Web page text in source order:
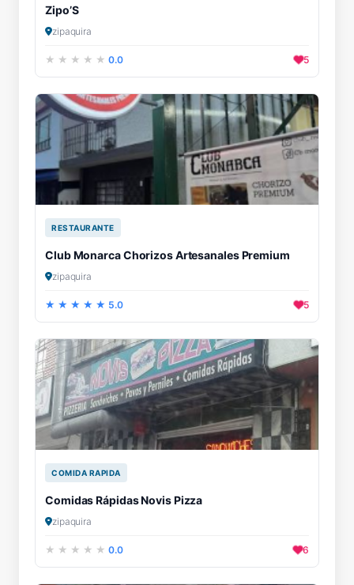
Zipo’S
zipaquira
0.0 5
RESTAURANTE
Club Monarca Chorizos Artesanales Premium
zipaquira
5.0 5
COMIDA RAPIDA
Comidas Rápidas Novis Pizza
zipaquira
0.0 6